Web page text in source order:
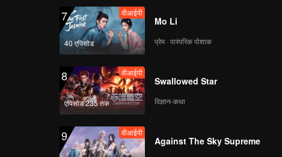
7
40 एपिसोड
वीआईपी
Mo Li
प्रेम · पारंपरिक पोशाक
8
एपिसोड 235 तक
वीआईपी
Swallowed Star
विज्ञान-कथा
9 वीआईपी
Against The Sky Supreme